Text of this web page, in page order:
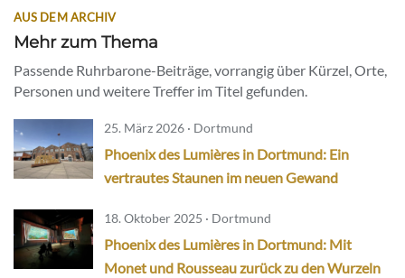
AUS DEM ARCHIV
Mehr zum Thema
Passende Ruhrbarone-Beiträge, vorrangig über Kürzel, Orte,
Personen und weitere Treffer im Titel gefunden.
25. März 2026 · Dortmund
Phoenix des Lumières in Dortmund: Ein
vertrautes Staunen im neuen Gewand
18. Oktober 2025 · Dortmund
Phoenix des Lumières in Dortmund: Mit
Monet und Rousseau zurück zu den Wurzeln